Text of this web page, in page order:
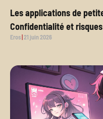
Les applications de
Confidentialité et risques
Eros 21 juin 2026